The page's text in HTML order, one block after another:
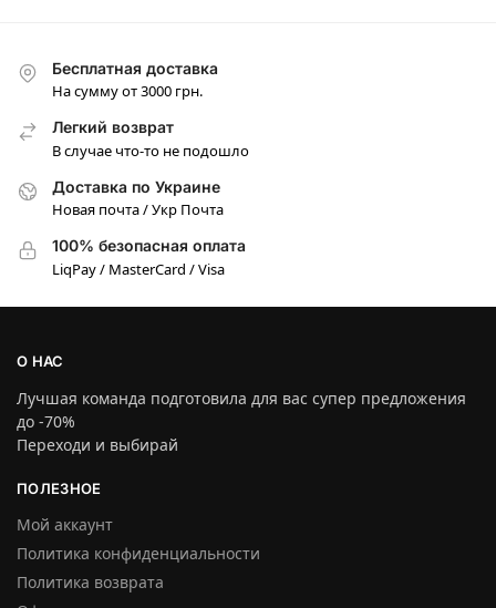
Бесплатная доставка
На сумму от 3000 грн.
Легкий возврат
В случае что-то не подошло
Доставка по Украине
Новая почта / Укр Почта
100% безопасная оплата
LiqPay / MasterCard / Visa
О НАС
Лучшая команда подготовила для вас супер предложения
до -70%
Переходи и выбирай
ПОЛЕЗНОЕ
Мой аккаунт
Политика конфиденциальности
Политика возврата